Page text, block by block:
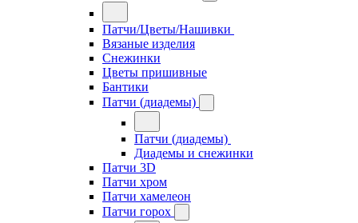
Патчи/Цветы/Нашивки
Вязаные изделия
Снежинки
Цветы пришивные
Бантики
Патчи (диадемы)
Патчи (диадемы)
Диадемы и снежинки
Патчи 3D
Патчи хром
Патчи хамелеон
Патчи горох